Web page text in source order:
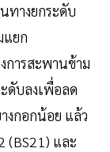
ทางยกระดับ
แยก
ารสะพานข้าม
ดับลงเพื่อลด
งกอกน้อย แล้ว
(BS21) และ